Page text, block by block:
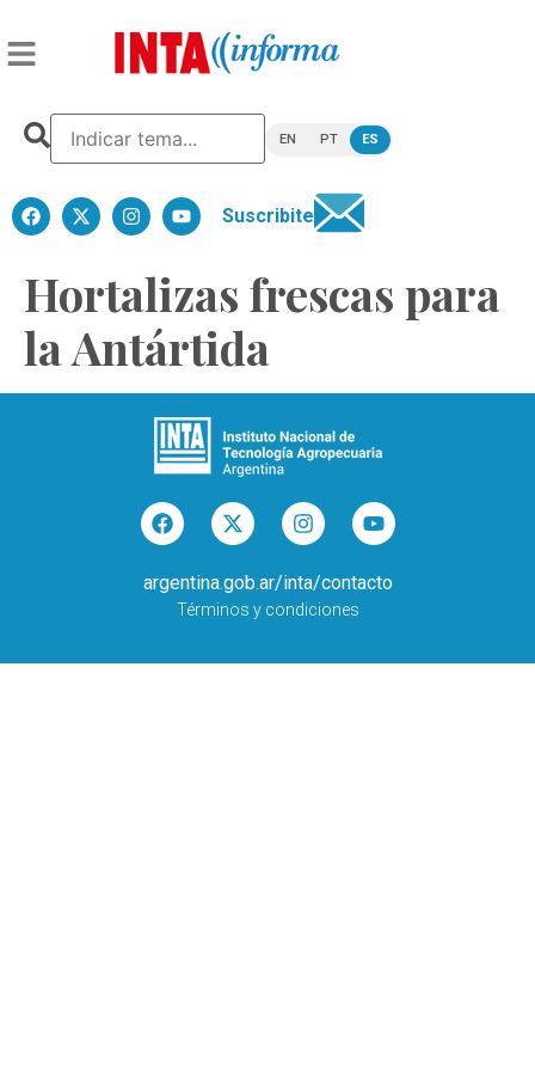
EN PT ES
Suscribite
Hortalizas frescas para
la Antártida
argentina.gob.ar/inta/contacto
Términos y condiciones